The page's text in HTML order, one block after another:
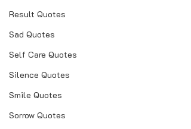
Result Quotes
Sad Quotes
Self Care Quotes
Silence Quotes
Smile Quotes
Sorrow Quotes